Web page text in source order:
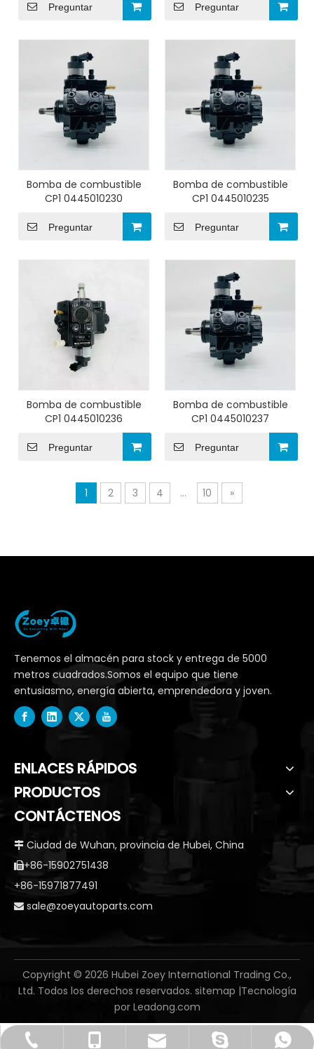
Preguntar Preguntar
Bomba de combustible
CP1 0445010230
Preguntar
Bomba de combustible
CP1 0445010235
Preguntar
Bomba de combustible
CP1 0445010236
Preguntar
Bomba de combustible
CP1 0445010237
Preguntar
1 2 3 4 ... 10 »
Tenemos el almacén para stock y entrega de 5000
metros cuadrados.Somos el equipo que tiene
entusiasmo, energía abierta, emprendedora y joven.
ENLACES RÁPIDOS
PRODUCTOS
CONTÁCTENOS
 Ciudad de Wuhan, provincia de Hubei, China
+86-15902751438
+86-15971877491
 sale@zoeyautoparts.com
+86-15902751438
+86-15971877491
sale@zoeyautoparts.com
hiedra.tso13
+8615971877491
​Copyright © 2026 Hubei Zoey International Trading Co.,
Ltd. Todos los derechos reservados. sitemap |Tecnología
por Leadong.com